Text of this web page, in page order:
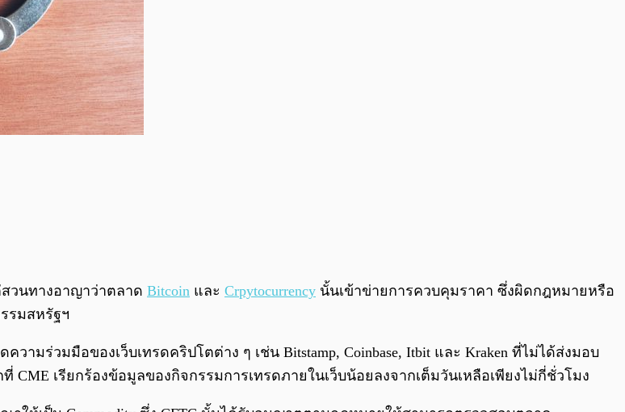
0:00
สวนทางอาญาว่าตลาด Bitcoin และ Crpytocurrency นั้นเข้าข่ายการควบคุมราคา ซึ่งผิดกฎหมายหรือ
รมสหรัฐฯ
วามร่วมมือของเว็บเทรดคริปโตต่าง ๆ เช่น Bitstamp, Coinbase, Itbit และ Kraken ที่ไม่ได้ส่งมอบ
เรียกร้องข้อมูลของกิจกรรมการเทรดภายในเว็บน้อยลงจากเต็มวันเหลือเพียงไม่กี่ชั่วโมง